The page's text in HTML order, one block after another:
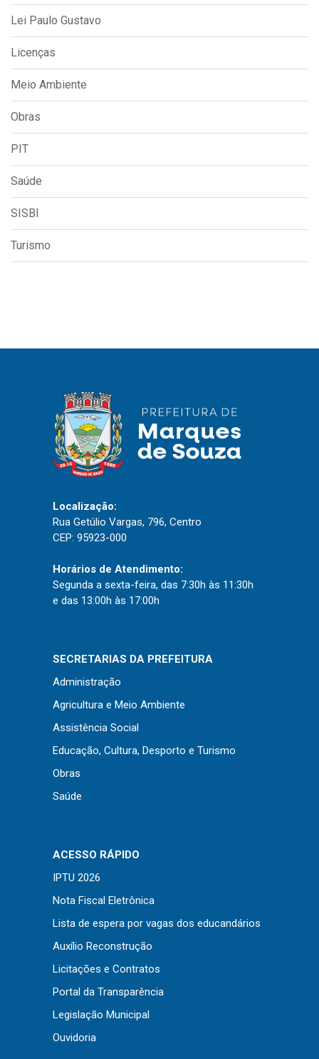
Lei Paulo Gustavo
Licenças
Meio Ambiente
Obras
PIT
Saúde
SISBI
Turismo
Usamos cookies em nosso site para fornecer a
experiência mais relevante, lembrando suas
“Aceitar”, você concorda com o uso de TODOS os
Localização:
Rua Getúlio Vargas, 796, Centro
CEP: 95923-000
Horários de Atendimento:
Segunda a sexta-feira, das 7:30h às 11:30h
e das 13:00h às 17:00h
SECRETARIAS DA PREFEITURA
Administração
Agricultura e Meio Ambiente
Assistência Social
Educação, Cultura, Desporto e Turismo
Obras
Saúde
ACESSO RÁPIDO
IPTU 2026
Nota Fiscal Eletrônica
Lista de espera por vagas dos educandários
Auxílio Reconstrução
Licitações e Contratos
Portal da Transparência
Legislação Municipal
Ouvidoria